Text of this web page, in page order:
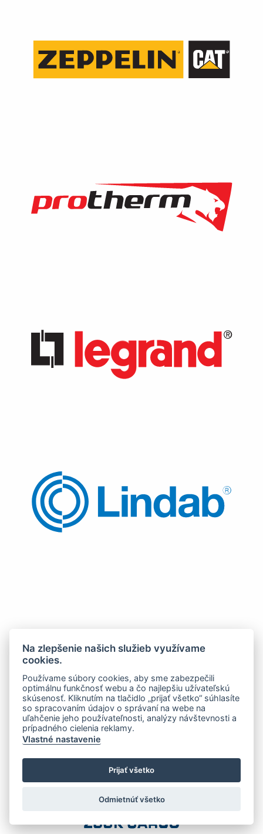
Na zlepšenie našich služieb využívame
cookies.
Používame súbory cookies, aby sme zabezpečili
optimálnu funkčnosť webu a čo najlepšiu užívateľskú
skúsenosť. Kliknutím na tlačidlo „prijať všetko“ súhlasíte
so spracovaním údajov o správaní na webe na
uľahčenie jeho používateľnosti, analýzy návštevnosti a
prípadného cielenia reklamy.
Vlastné nastavenie
Prijať všetko
Odmietnúť všetko